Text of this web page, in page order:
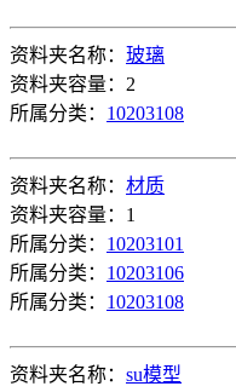
资料夹名称： 玻璃
资料夹容量：2
所属分类： 10203108
资料夹名称： 材质
资料夹容量：1
所属分类： 10203101
所属分类： 10203106
所属分类： 10203108
资料夹名称： su模型